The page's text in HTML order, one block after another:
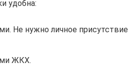
удобна:
Не нужно личное присутствие
ЖКХ.